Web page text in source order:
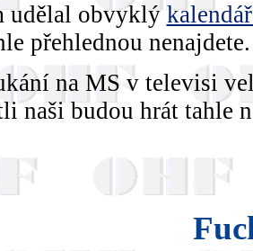
udělal obvyklý
přehlednou nenajdete.
na MS v televisi
naši budou hrát tahle